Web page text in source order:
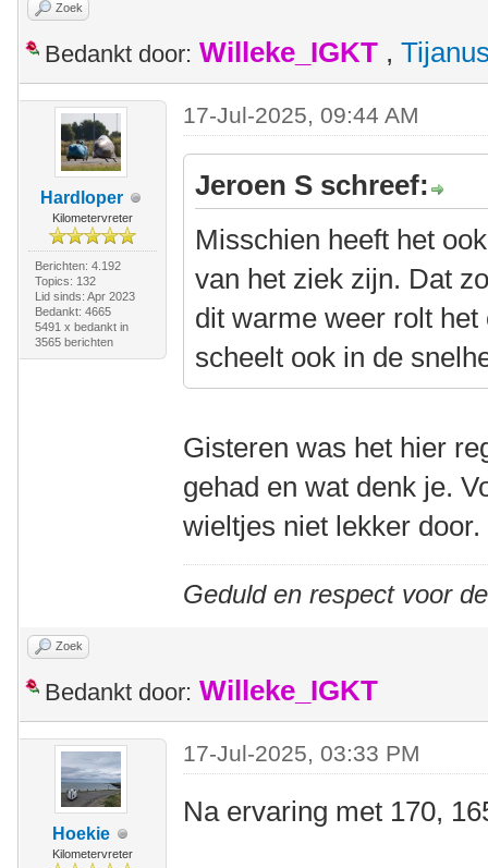
Zoek
Bedankt door: Willeke_IGKT ,
Hardloper
Kilometervreter
Berichten: 4.192
Topics: 132
Lid sinds: Apr 2023
Bedankt: 4665
5491 x bedankt in
3565 berichten
17-Jul-2025, 09:44 AM
Jeroen S schreef:
Misschien heeft het
van het ziek zijn. Dat
dit warme weer rolt
scheelt ook in de
Gisteren was het hier
gehad en wat denk je.
wieltjes niet lekker door.
Geduld en respect voor
Zoek
Bedankt door: Willeke_IGKT
Hoekie
Kilometervreter
17-Jul-2025, 03:33 PM
Na ervaring met 170,